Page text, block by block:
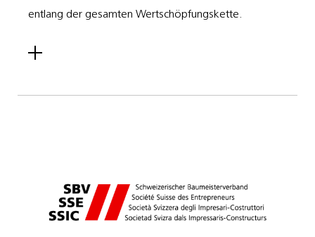
entlang der gesamten Wertschöpfungskette.